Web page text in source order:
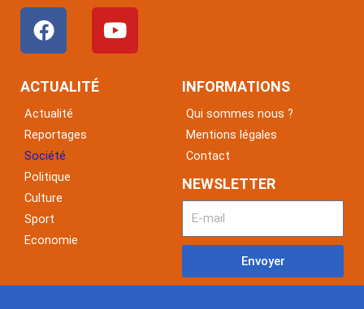
F
a
c
e
o
o
k
Y
o
u
ACTUALITÉ
Actualité
Reportages
Société
Politique
Culture
Sport
Economie
INFORMATIONS
Qui sommes nous ?
Mentions légales
Contact
NEWSLETTER
Envoyer